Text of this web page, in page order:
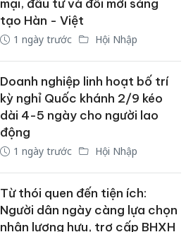
mại, đầu tư và đổi mới sáng
tạo Hàn - Việt
1 ngày trước Hội Nhập
Doanh nghiệp linh hoạt bố trí
kỳ nghỉ Quốc khánh 2/9 kéo
dài 4-5 ngày cho người lao
động
1 ngày trước Hội Nhập
Từ thói quen đến tiện ích:
Người dân ngày càng lựa chọn
nhận lương hưu, trợ cấp BHXH